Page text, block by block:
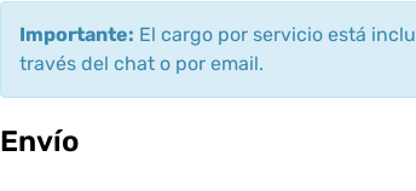
Importante: El cargo por servicio está
través del chat o por email.
Envío